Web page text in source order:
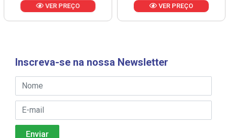
VER PREÇO VER PREÇO
Inscreva-se na nossa Newsletter